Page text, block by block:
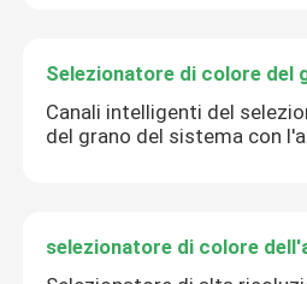
Selezionatore di colore del
Canali intelligenti del
del grano del sistema con
selezionatore di colore